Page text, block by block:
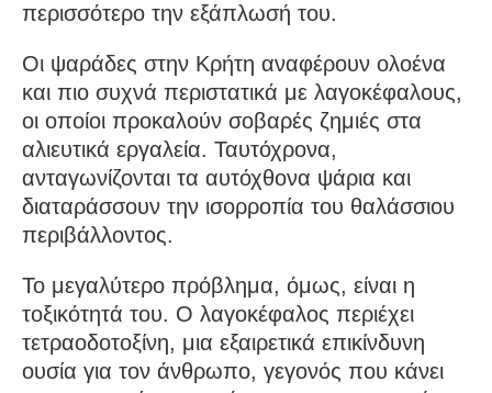
περισσότερο την εξάπλωσή του.
Οι ψαράδες στην Κρήτη αναφέρουν ολοένα
και πιο συχνά περιστατικά με λαγοκέφαλους,
οι οποίοι προκαλούν σοβαρές ζημιές στα
αλιευτικά εργαλεία. Ταυτόχρονα,
ανταγωνίζονται τα αυτόχθονα ψάρια και
διαταράσσουν την ισορροπία του θαλάσσιου
περιβάλλοντος.
Το μεγαλύτερο πρόβλημα, όμως, είναι η
τοξικότητά του. Ο λαγοκέφαλος περιέχει
τετραοδοτοξίνη, μια εξαιρετικά επικίνδυνη
ουσία για τον άνθρωπο, γεγονός που κάνει